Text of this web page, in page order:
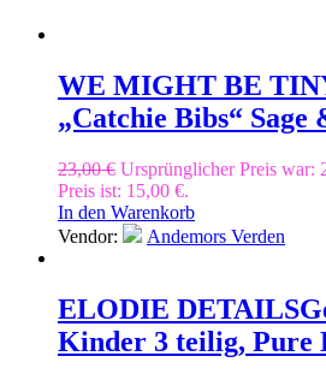
WE MIGHT BE
„Catchie Bibs“ Sage
23,00€ Ursprünglicher Preis war:
Preis ist: 15,00 €.
In den Warenkorb
Vendor:
Andemors Verden
ELODIE DETAILS
Kinder 3 teilig, Pure